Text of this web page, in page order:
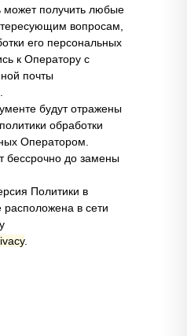
может получить любые
вопросам,
его персональных
к Оператору с
почты
будут отражены
обработки
Оператором.
бессрочно до замены
Политики в
расположена в сети
.